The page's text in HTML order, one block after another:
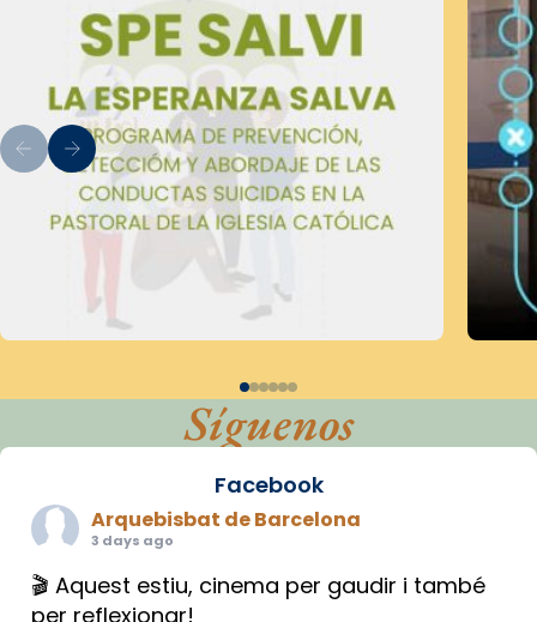
Síguenos
Facebook
Arquebisbat de Barcelona
3 days ago
🎬 Aquest estiu, cinema per gaudir i també
per reflexionar!